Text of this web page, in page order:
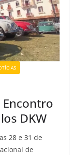
Encontro
DKW
28 e 31 de
de